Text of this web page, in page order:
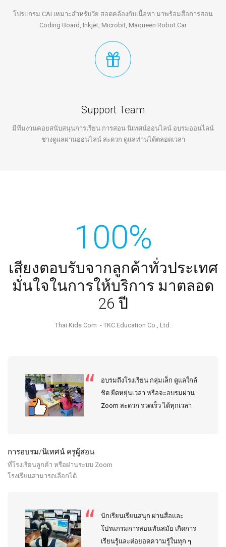
โปรแกรม CAI เหมาะสำหรับวัย สอดคล้องกับเนื้อหา มาพร้อมสื่อการสอน
Coding Board, Inkjet, Microbit, Maqueen Robot Car
Support Team
มีทีมงานคอยสนับสนุนการเรียน การสอน นิเทศน์ออนไลน์ อบรมออนไลน์
ช่างดูแลผ่านออนไลน์ สะดวก ดูแลท่านได้ตลอดเวลา
100%
เสียงตอบรับจากลูกค้าทั่วประเทศ
มั่นใจในการให้บริการ มาตลอด
26 ปี
Thai Kids Com - TKC Education Co., Ltd.
อบรมถึงโรงเรียน กลุ่มเล็ก ดูแลใกล้
ชิด ยืดหยุ่นเวลา หรือจะอบรมผ่าน
Zoom สะดวก รวดเร็ว ได้ทุกเวลา
การอบรม/นิเทศน์ ครูผู้สอน
ที่โรงเรียนลูกค้า หรือผ่านระบบ Zoom
โรงเรียนสามารถเลือกได้
นักเรียนเรียนสนุก ผ่านสื่อและ
โปรแกรมการสอนทันสมัย เกิดการ
เรียนรู้และต่อยอดความรู้ในทุก ๆ